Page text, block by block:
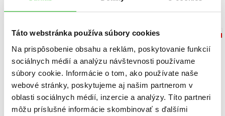
Táto webstránka používa súbory cookies
Na prispôsobenie obsahu a reklám, poskytovanie funkcií
sociálnych médií a analýzu návštevnosti používame
súbory cookie. Informácie o tom, ako používate naše
webové stránky, poskytujeme aj našim partnerom v
oblasti sociálnych médií, inzercie a analýzy. Títo partneri
môžu príslušné informácie skombinovať s ďalšími